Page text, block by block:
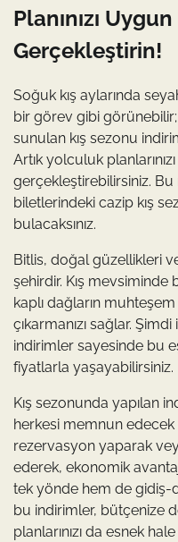
Planınızı
Gerçekleştirin!
Soğuk kış aylarında
bir görev gibi
sunulan kış sezonu
Artık yolculuk
gerçekleştirebilirsiniz.
biletlerindeki cazip kış
bulacaksınız.
Bitlis, doğal güzellikleri
şehirdir. Kış
kaplı dağların
çıkarmanızı sağlar.
indirimler sayesinde bu
fiyatlarla yaşayabilirsiniz.
Kış sezonunda yapılan
herkesi memnun
rezervasyon yaparak
ederek, ekonomik
tek yönde hem de
bu indirimler, bütçenize
planlarınızı da esnek